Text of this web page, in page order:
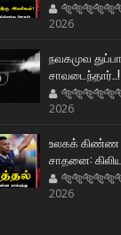
2026
நவகமுவ
சாவடைந்தார்..!
2026
உலகக் கிண்ண
சாதனை:
2026